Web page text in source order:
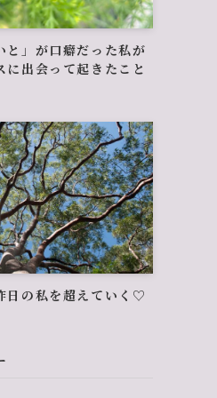
と」が口癖だった私が
に出会って起きたこと
日の私を超えていく♡